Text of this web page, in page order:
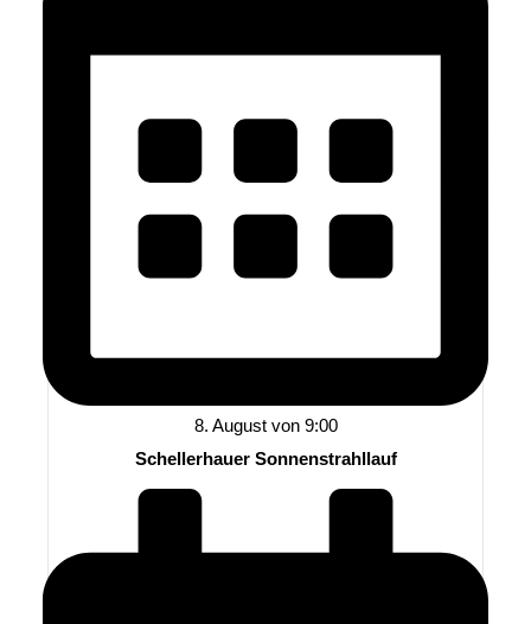
8. August von 9:00
Schellerhauer Sonnenstrahllauf